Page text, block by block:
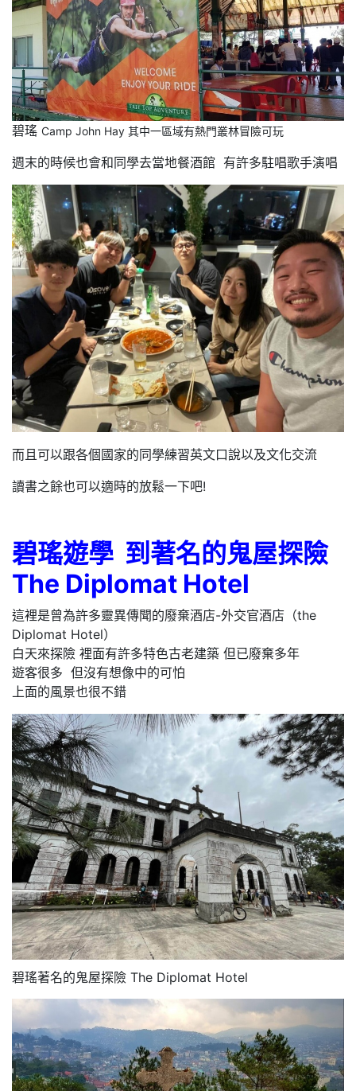
碧瑤 Camp John Hay 其中一區域有熱門叢林冒險可玩
週末的時候也會和同學去當地餐酒館 有許多駐唱歌手演唱
而且可以跟各個國家的同學練習英文口說以及文化交流
讀書之餘也可以適時的放鬆一下吧!
碧瑤遊學 到著名的鬼屋探險
The Diplomat Hotel
這裡是曾為許多靈異傳聞的廢棄酒店-外交官酒店（the
Diplomat Hotel）
白天來探險 裡面有許多特色古老建築 但已廢棄多年
遊客很多 但沒有想像中的可怕
上面的風景也很不錯
碧瑤著名的鬼屋探險 The Diplomat Hotel